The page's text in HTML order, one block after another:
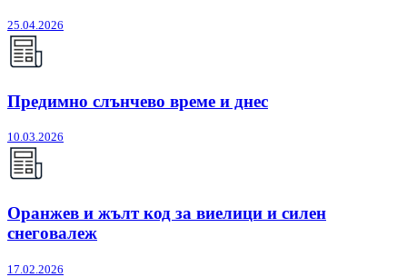
25.04.2026
Предимно слънчево време и днес
10.03.2026
Оранжев и жълт код за виелици и силен
снеговалеж
17.02.2026